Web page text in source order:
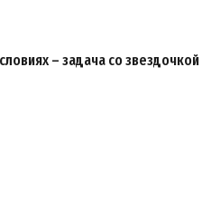
– задача со звездочкой